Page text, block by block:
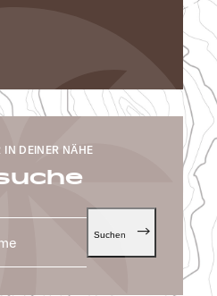
IN DEINER NÄHE
Suchen